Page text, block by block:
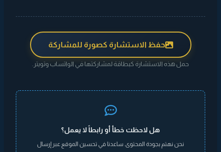
حفظ الاستشارة كصورة للمشاركة
حمل هذه الاستشارة كبطاقة لمشاركتها في الواتساب وتويتر.
هل لاحظت خطأ أو رابطاً لا يعمل؟
نحن نهتم بجودة المحتوى. ساعدنا في تحسين الموقع عبر إرسال